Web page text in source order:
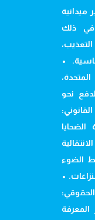
ميدانية
في ذلك
•
نحو
الضوء
•